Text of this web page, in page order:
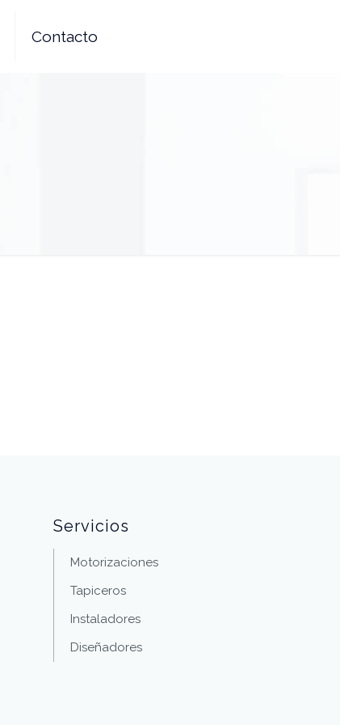
Contacto
Servicios
Motorizaciones
Tapiceros
Instaladores
Diseñadores